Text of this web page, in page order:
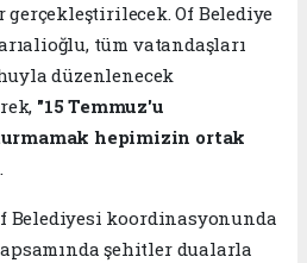
Of Belediye
tüm vatandaşları
düzenlenecek
"15 Temmuz'u
hepimizin ortak
Belediyesi koordinasyonunda
şehitler dualarla